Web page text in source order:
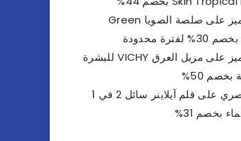
عرض مميز على صلصة الصويا Green
عرض مميز على مزيل العرق VICHY للبشرة
50%
عرض حصري على قلم آيلاينر سائل 2 في 1
بخصم 31%